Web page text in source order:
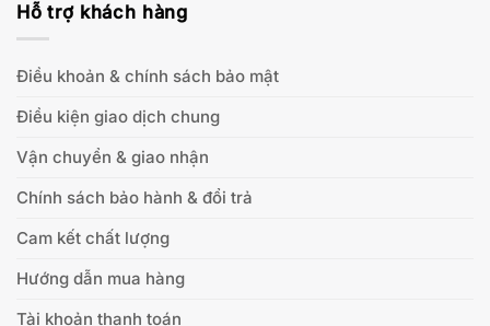
Hỗ trợ khách hàng
Điều khoản & chính sách bảo mật
Điều kiện giao dịch chung
Vận chuyển & giao nhận
Chính sách bảo hành & đổi trả
Cam kết chất lượng
Hướng dẫn mua hàng
Tài khoản thanh toán